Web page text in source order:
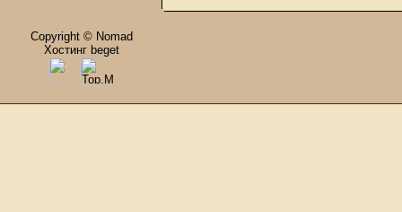
Copyright © Nomad
Хостинг beget